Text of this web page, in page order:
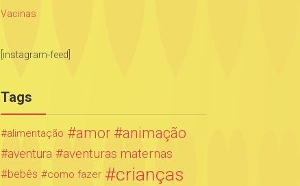
Vacinas
[instagram-feed]
Tags
alimentação amor animação
aventura aventuras maternas
bebês como fazer crianças